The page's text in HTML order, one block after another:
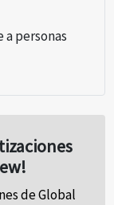
a personas
de Global